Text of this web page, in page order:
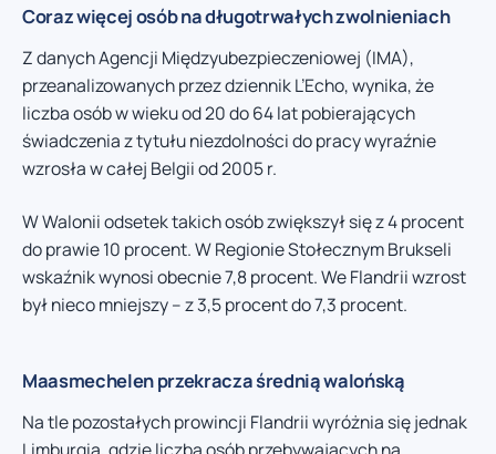
Coraz więcej osób na długotrwałych zwolnieniach
Z danych Agencji Międzyubezpieczeniowej (IMA),
przeanalizowanych przez dziennik L’Echo, wynika, że
liczba osób w wieku od 20 do 64 lat pobierających
świadczenia z tytułu niezdolności do pracy wyraźnie
wzrosła w całej Belgii od 2005 r.
W Walonii odsetek takich osób zwiększył się z 4 procent
do prawie 10 procent. W Regionie Stołecznym Brukseli
wskaźnik wynosi obecnie 7,8 procent. We Flandrii wzrost
był nieco mniejszy – z 3,5 procent do 7,3 procent.
Maasmechelen przekracza średnią walońską
Na tle pozostałych prowincji Flandrii wyróżnia się jednak
Limburgia, gdzie liczba osób przebywających na